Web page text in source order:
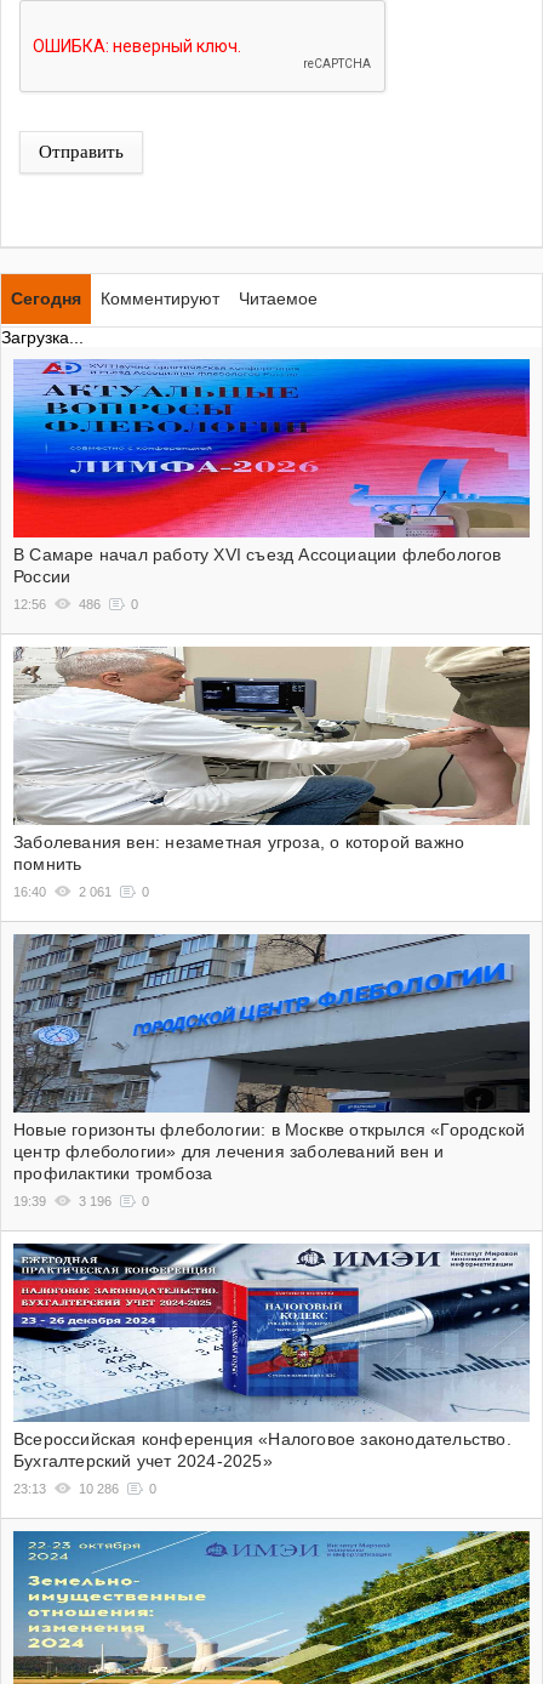
Отправить
Сегодня Комментируют
Читаемое
Загрузка...
В Самаре начал работу XVI съезд Ассоциации флебологов
России
12:56 486 0
Заболевания вен: незаметная угроза, о которой важно
помнить
16:40 2 061 0
Новые горизонты флебологии: в Москве открылся «Городской
центр флебологии» для лечения заболеваний вен и
профилактики тромбоза
19:39 3 196 0
Всероссийская конференция «Налоговое законодательство.
Бухгалтерский учет 2024-2025»
23:13 10 286 0